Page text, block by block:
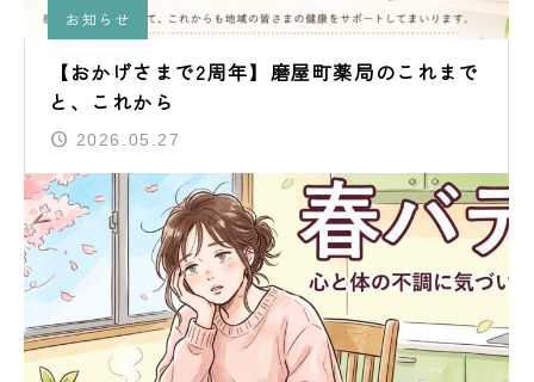
お知らせ
【おかげさまで2周年】磨屋町薬局のこれまで
と、これから
2026.05.27